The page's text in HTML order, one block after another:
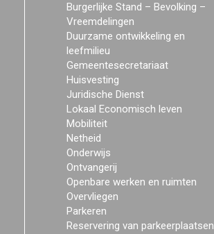
Burgerlijke Stand – Bevolking –
Vreemdelingen
Duurzame ontwikkeling en
leefmilieu
Gemeentesecretariaat
Huisvesting
Juridische Dienst
Lokaal Economisch leven
Mobiliteit
Netheid
Onderwijs
Ontvangerij
Openbare werken en ruimten
Overvliegen
Parkeren
Reservering van parkeerplaatsen